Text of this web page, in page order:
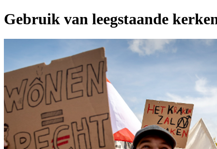
Gebruik van leegstaande